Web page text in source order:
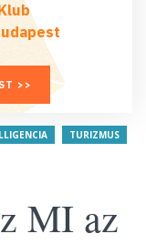
>>
TURIZMUS
MI az